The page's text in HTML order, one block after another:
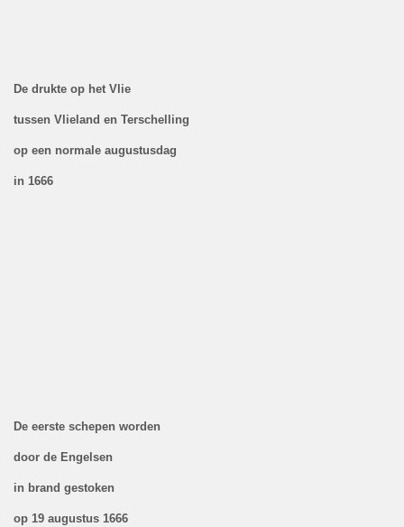
De drukte op het Vlie
tussen Vlieland en Terschelling
op een normale augustusdag
in 1666
De eerste schepen worden
door de Engelsen
in brand gestoken
op 19 augustus 1666